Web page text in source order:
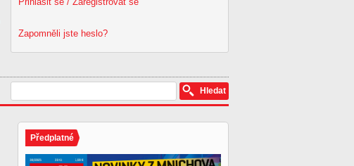
Zapomněli jste heslo?
Předplatné